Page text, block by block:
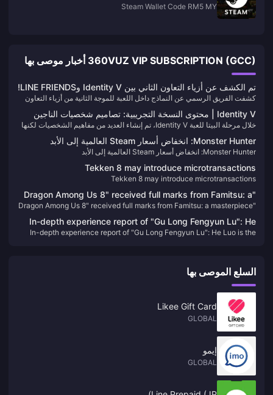
Steam Wallet Code RM5 MY
360VUZ VIP SUBSCRIPTION (GCC) أخبار موصى بها
تم الكشف عن أزياء التعاون الثاني بين Identity V وLINE FRIENDS!
تنبيه لطافة ساحقة!
كشفت الفريق الرسمي عن النماذج داخل اللعبة للموجة الثانية من أزياء التعاون
اللطيفين:
Identity V | محتوى النسخة التجريبية: تصاميم شخصيات الناجين
الملغاة! لماذا اختفت هذه الشخصيات؟خلال مرحلة البيتا للعبة Identity V، تم إنشاء العديد من مفاهيم الشخصيات لكنها
لم تصل إلى الإصدار الرسمي. فلماذا تم التخلي عن هذه الشخصيات؟ دعونا نلقي
نظرة على بعض الناجين الذين تم التخلي عنهم قبل الإطلاق الرسمي~
Monster Hunter: انخفاض أسعار Steam العالمية إلى الأبد
Monster Hunter: انخفاض أسعار Steam العالمية إلى الأبد
Tekken 8 may introduce microtransactions
Tekken 8 may introduce microtransactions
"Dragon Among Us 8" received full marks from Famitsu: a
masterpiece in the series
"Dragon Among Us 8" received full marks from Famitsu: a masterpiece
In-depth experience report of "Gu Long Fengyun Lu": He
Luo is the sword, the ancient dragon is the scabbard, and
In-depth experience report of "Gu Long Fengyun Lu": He Luo is the
السلع الموصى بها
Likee Gift Card
GLOBAL
إيمو
GLOBAL